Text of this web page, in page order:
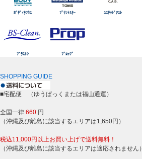
ﾎﾞﾃﾞｨﾀﾌﾈｽ ﾌﾟﾘﾝﾄｽﾀｰ ﾕﾆﾃｯﾄﾞｱｽﾚ
ﾌﾞﾗｽﾄﾝ ﾌﾟﾛｯﾌﾟ
SHOPPING GUIDE
■宅配便 （ゆうぱっくまたは福山通運）
全国一律 660 円
（沖縄及び離島に該当するエリアは1,650円）
税込11,000円以上お買い上げで送料無料！
（沖縄及び離島に該当するエリアは適応されません）